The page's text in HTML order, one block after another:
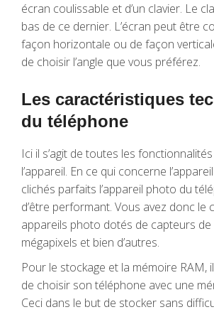
écran coulissable et d’un clavier. Le
bas de ce dernier. L’écran peut être
façon horizontale ou de façon
de choisir l’angle que vous préférez.
Les caractéristiques
du téléphone
Ici il s’agit de toutes les
l’appareil. En ce qui concerne
clichés parfaits l’appareil photo du
d’être performant. Vous avez donc le
appareils photo dotés de capteurs de
mégapixels et bien d’autres.
Pour le stockage et la mémoire RAM,
de choisir son téléphone avec une
Ceci dans le but de stocker sans